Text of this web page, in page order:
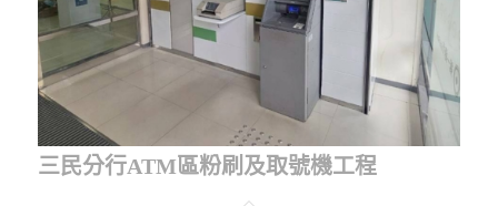
三民分行ATM區粉刷及取號機工程